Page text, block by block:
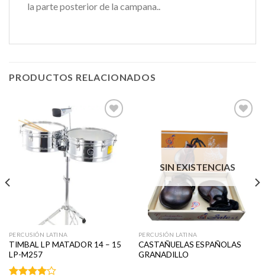
la parte posterior de la campana..
PRODUCTOS RELACIONADOS
Añadir
a la
lista de
PERCUSIÓN LATINA
TIMBAL LP MATADOR 14 – 15
LP-M257
lista de
deseos
SIN EXISTENCIAS
PERCUSIÓN LATINA
CASTAÑUELAS ESPAÑOLAS
GRANADILLO